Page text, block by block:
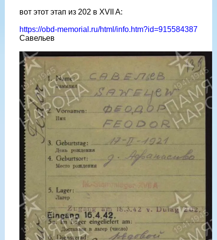
вот этот этап из 202 в XVII A:
https://obd-memorial.ru/html/info.htm?id=915584387
Савельев